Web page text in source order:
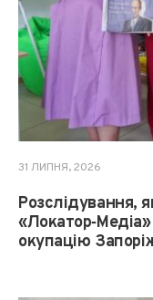
31 ЛИПНЯ, 2026
Розслідування,
окупацію